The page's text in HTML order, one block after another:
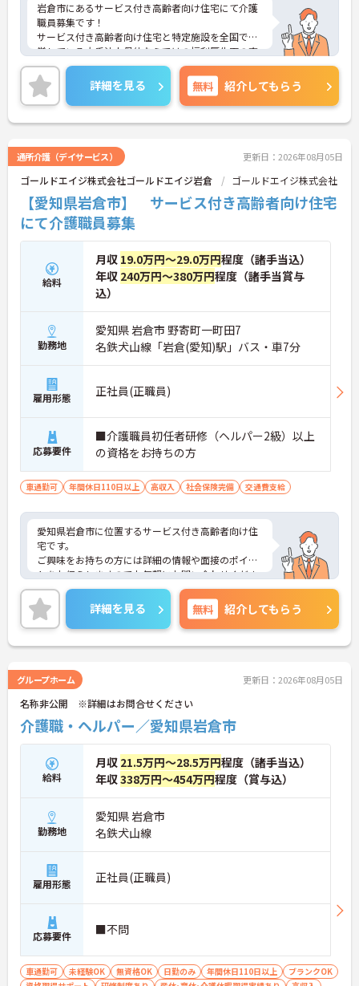
岩倉市にあるサービス付き高齢者向け住宅にて介護
職員募集です！
サービス付き高齢者向け住宅と特定施設を全国で運
営している大手法人母体ならではの福利厚生面の充
実が魅力のひとつです。
残業少なめで働きやすい環境です！
ご興味をお持ちの方には詳細の情報や面接のポイン
トをお伝えしますのでお気軽にお問い合わせくださ
いませ。
詳細を見る 無料 紹介してもらう
通所介護（デイサービス） 更新日：2026年08月05日
ゴールドエイジ株式会社ゴールドエイジ岩倉 ゴールドエイジ株式会社
【愛知県岩倉市】 サービス付き高齢者向け住宅
にて介護職員募集
給料
月収 19.0万円～29.0万円程度（諸手当込）
年収 240万円～380万円程度（諸手当賞与
込）
勤務地
愛知県 岩倉市 野寄町一町田7
名鉄犬山線「岩倉(愛知)駅」バス・車7分
雇用形態 正社員(正職員)
応募要件
■介護職員初任者研修（ヘルパー2級）以上
の資格をお持ちの方
車通勤可 年間休日110日以上 高収入 社会保険完備 交通費支給
愛知県岩倉市に位置するサービス付き高齢者向け住
宅です。
ご興味をお持ちの方には詳細の情報や面接のポイン
トをお伝えしますのでお気軽にお問い合わせくださ
いませ。
詳細を見る 無料 紹介してもらう
グループホーム 更新日：2026年08月05日
名称非公開 ※詳細はお問合せください
介護職・ヘルパー／愛知県岩倉市
給料
月収 21.5万円～28.5万円程度（諸手当込）
年収338万円～454万円程度（賞与込）
勤務地
愛知県 岩倉市
名鉄犬山線
雇用形態 正社員(正職員)
応募要件 ■不問
車通勤可 未経験OK 無資格OK 日勤のみ 年間休日110日以上
ブランクOK